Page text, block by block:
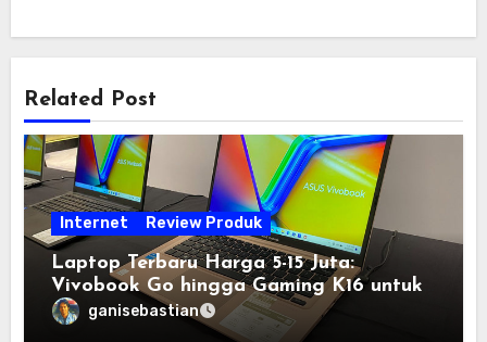
Related Post
Internet Review Produk
Laptop Terbaru Harga 5-15 Juta:
Vivobook Go hingga Gaming K16 untuk
Semua Budget
ganisebastian